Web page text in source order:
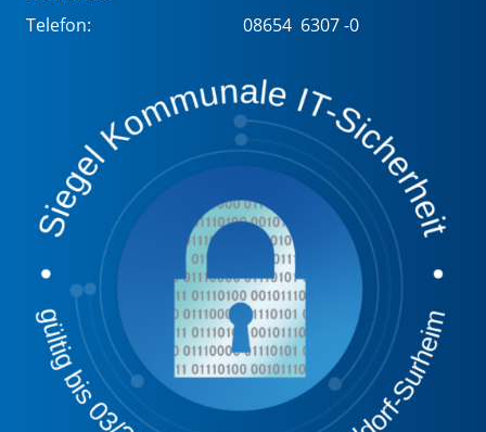
Telefon: 08654 6307 -0